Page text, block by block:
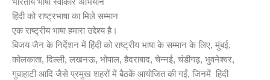
भारतीय भाषा स्वीकार अभियान
हिंदी को राष्ट्रभाषा का मिले सम्मान
एक राष्ट्रीय भाषा हमारा उद्देश्य है।
बिजय जैन के निर्देशन में हिंदी को राष्ट्रीय भाषा के सम्मान के लिए, मुंबई,
कोलकाता, दिल्ली, लखनऊ, भोपाल, हैदराबाद, चेन्नई, चंडीगढ़, भुवनेश्वर,
गुवाहाटी आदि जैसे प्रमुख शहरों में बैठकें आयोजित की गईं, जिनमें हिंदी